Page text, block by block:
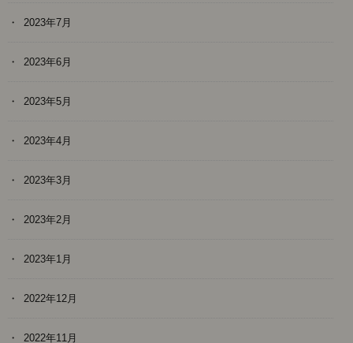
2023年7月
2023年6月
2023年5月
2023年4月
2023年3月
2023年2月
2023年1月
2022年12月
2022年11月